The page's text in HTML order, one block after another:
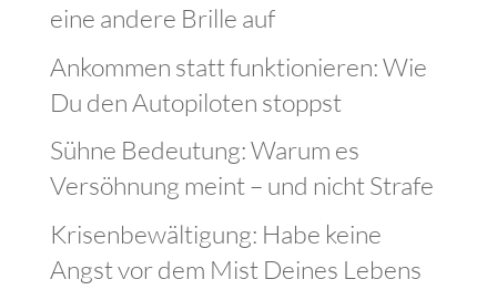
eine andere Brille auf
Ankommen statt funktionieren: Wie
Du den Autopiloten stoppst
Sühne Bedeutung: Warum es
Versöhnung meint – und nicht Strafe
Krisenbewältigung: Habe keine
Angst vor dem Mist Deines Lebens